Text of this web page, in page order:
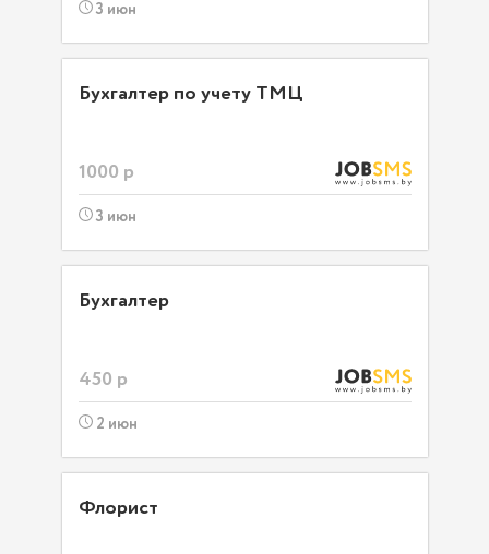
3 июн
Бухгалтер по учету ТМЦ
1000 р
3 июн
Бухгалтер
450 р
2 июн
Флорист